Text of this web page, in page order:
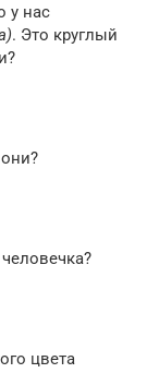
у нас
. Это круглый
цвета